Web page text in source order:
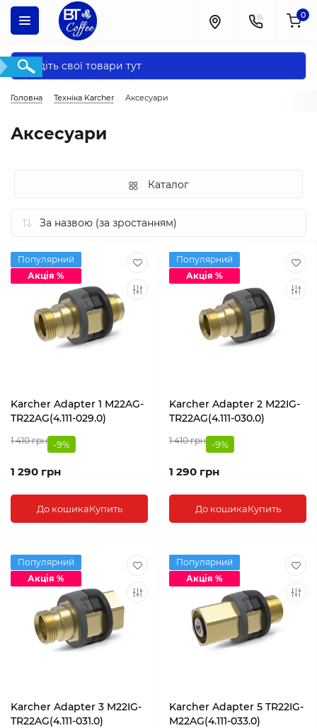
0
Головна Техніка Karcher Аксесуари
Аксесуари
Каталог
Популярний
Акція %
Karcher Adapter 1 M22AG-
TR22AG(4.111-029.0)
1 410 грн -9%
1 290 грн
До кошикаКупить
Популярний
Акція %
Karcher Adapter 2 M22IG-
TR22AG(4.111-030.0)
1 410 грн -9%
1 290 грн
До кошикаКупить
Популярний
Акція %
Karcher Adapter 3 M22IG-
TR22AG(4.111-031.0)
Популярний
Акція %
Karcher Adapter 5 TR22IG-
M22AG(4.111-033.0)